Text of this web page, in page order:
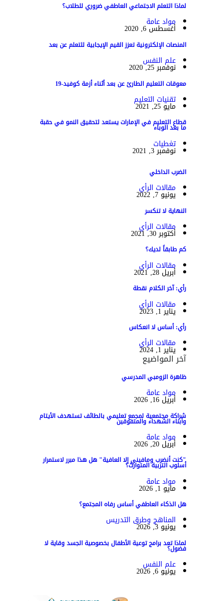
لماذا التعلم الاجتماعي العاطفي ضروري للطلاب؟
مواد عامة
أغسطس 6, 2020
المنصات الإلكترونية تعزز القيم الإيجابية للتعلم عن بعد
علم النفس
نوفمبر 25, 2020
معوقات التعليم الطارئ عن بعد أثناء أزمة كوفيد-19
تقنيات التعليم
مايو 25, 2021
قطاع التعليم في الإمارات يستعد لتحقيق النمو في حقبة
ما بعد الوباء
تغطيات
نوفمبر 3, 2021
الضرب الداخلي
مقالات الرأي
يونيو 7, 2022
النهاية لا تنكسر
مقالات الرأي
أكتوبر 30, 2021
كم طابقاً لديك؟
مقالات الرأي
أبريل 28, 2021
رأي: آخر الكلام نقطة
مقالات الرأي
يناير 1, 2023
رأي: أساس لا انعكاس
مقالات الرأي
يناير 1, 2024
آخر المواضيع
ظاهرة الزومبي المدرسي
مواد عامة
أبريل 16, 2026
شراكة مجتمعية لمجمع تعليمي بالطائف تستهدف الأيتام
وأبناء الشهداء والمتفوقين
مواد عامة
أبريل 20, 2026
"كنت أنضرب ومافيني إلا العافية" هل هذا مبرر لاستمرار
أسلوب التربية المتوارث؟
مواد عامة
مايو 1, 2026
هل الذكاء العاطفي أساس رفاه المجتمع؟
المناهج وطرق التدريس
يونيو 3, 2026
لماذا تعد برامج توعية الأطفال بخصوصية الجسد وقاية لا
فضول؟
علم النفس
يونيو 6, 2026